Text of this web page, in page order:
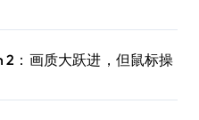
2：画质大跃进，但鼠标操